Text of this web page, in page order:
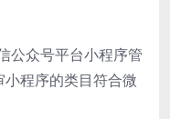
众号平台小程序管
程序的类目符合微